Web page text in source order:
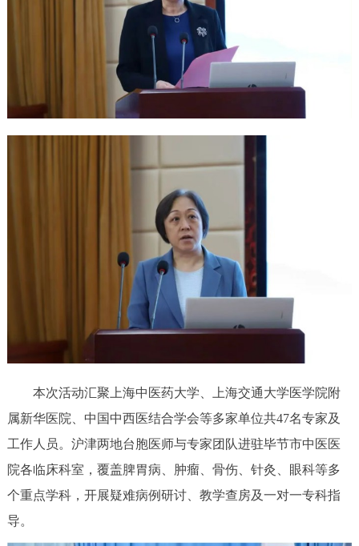
本次活动汇聚上海中医药大学、上海交通大学医学院附
属新华医院、中国中西医结合学会等多家单位共47名专家及
工作人员。沪津两地台胞医师与专家团队进驻毕节市中医医
院各临床科室，覆盖脾胃病、肿瘤、骨伤、针灸、眼科等多
个重点学科，开展疑难病例研讨、教学查房及一对一专科指
导。